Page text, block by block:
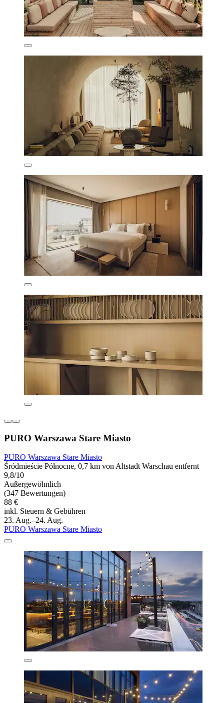
PURO Warszawa Stare Miasto
PURO Warszawa Stare Miasto
Śródmieście Północne, 0,7 km von Altstadt Warschau entfernt
9,8/10
Außergewöhnlich
(347 Bewertungen)
88 €
inkl. Steuern & Gebühren
23. Aug.–24. Aug.
PURO Warszawa Stare Miasto